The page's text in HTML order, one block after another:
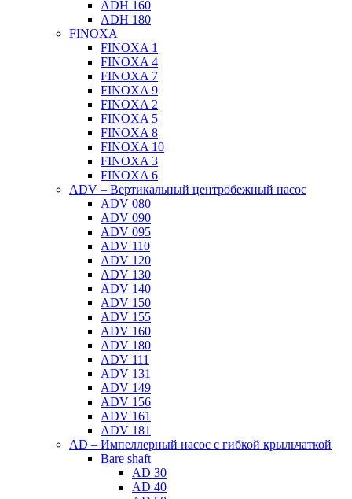
ADH 160
ADH 180
FINOXA
FINOXA 1
FINOXA 4
FINOXA 7
FINOXA 9
FINOXA 2
FINOXA 5
FINOXA 8
FINOXA 10
FINOXA 3
FINOXA 6
ADV – Вертикальный центробежный насос
ADV 080
ADV 090
ADV 095
ADV 110
ADV 120
ADV 130
ADV 140
ADV 150
ADV 155
ADV 160
ADV 180
ADV 111
ADV 131
ADV 149
ADV 156
ADV 161
ADV 181
AD – Импеллерный насос с гибкой крыльчаткой
Bare shaft
AD 30
AD 40